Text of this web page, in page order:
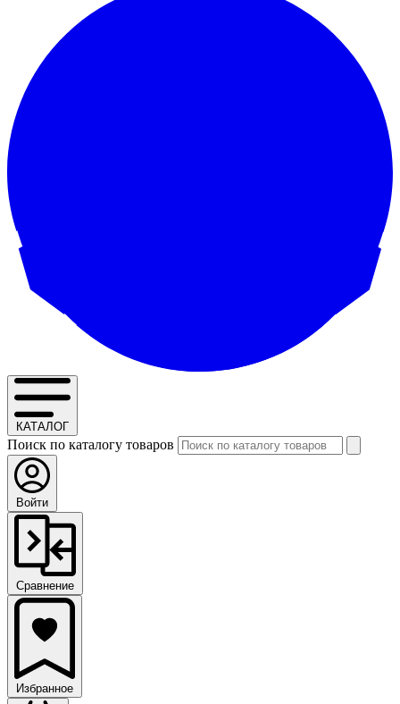
КАТАЛОГ
Поиск по каталогу товаров
Войти
Сравнение
Избранное